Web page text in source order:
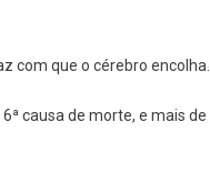
com que o cérebro encolha.
causa de morte, e mais